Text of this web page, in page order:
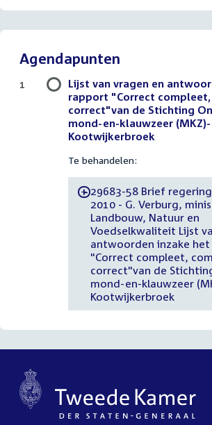
Agendapunten
Lijst van vragen en
rapport "Correct
correct"van de Stichting
mond-en-klauwzeer
Kootwijkerbroek
Te behandelen:
-29683-58 Brief
2010 - G. Verburg,
Landbouw, Natuur en
Voedselkwaliteit Lijst
antwoorden inzake
"Correct compleet,
correct"van de
mond-en-klauwzeer
Kootwijkerbroek
1